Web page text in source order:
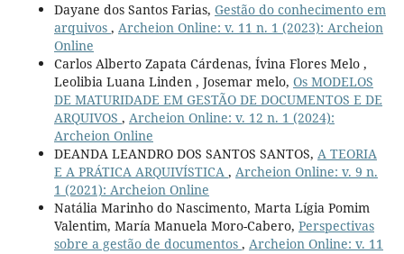
Dayane dos Santos Farias, Gestão do conhecimento em
arquivos , Archeion Online: v. 11 n. 1 (2023): Archeion
Online
Carlos Alberto Zapata Cárdenas, Ívina Flores Melo ,
Leolibia Luana Linden , Josemar melo, Os MODELOS
DE MATURIDADE EM GESTÃO DE DOCUMENTOS E DE
ARQUIVOS , Archeion Online: v. 12 n. 1 (2024):
Archeion Online
DEANDA LEANDRO DOS SANTOS SANTOS, A TEORIA
E A PRÁTICA ARQUIVÍSTICA , Archeion Online: v. 9 n.
1 (2021): Archeion Online
Natália Marinho do Nascimento, Marta Lígia Pomim
Valentim, María Manuela Moro-Cabero, Perspectivas
sobre a gestão de documentos , Archeion Online: v. 11